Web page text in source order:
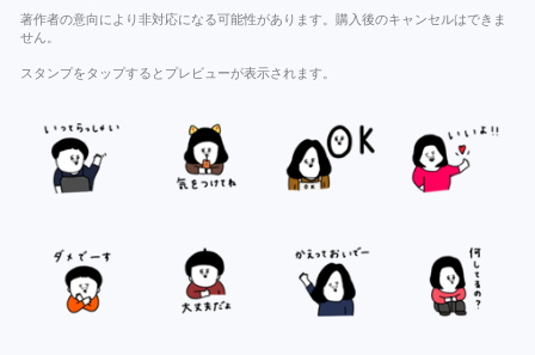
著作者の意向により非対応になる可能性があります。購入後のキャンセルはできま
せん。
スタンプをタップするとプレビューが表示されます。